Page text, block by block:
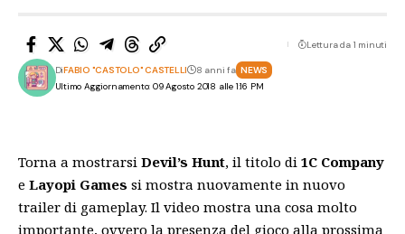
Ultimo Aggiornamento: 09 Agosto 2018 alle 1:16 PM
DiFABIO "CASTOLO" CASTELLI 8 anni fa NEWS
Lettura da 1 minuti
Torna a mostrarsi Devil’s Hunt, il titolo di 1C Company
e Layopi Games si mostra nuovamente in nuovo
trailer di gameplay. Il video mostra una cosa molto
importante, ovvero la presenza del gioco alla prossima